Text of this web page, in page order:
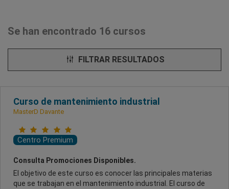
Se han encontrado 16 cursos
FILTRAR RESULTADOS
Curso de mantenimiento industrial
MasterD Davante
Centro Premium
Consulta Promociones Disponibles.
El objetivo de este curso es conocer las principales materias
que se trabajan en el mantenimiento industrial. El curso de